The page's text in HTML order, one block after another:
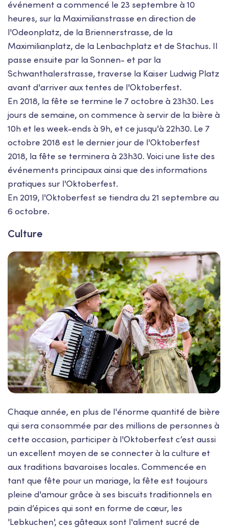
événement a commencé le 23 septembre à 10
heures, sur la Maximilianstrasse en direction de
l'Odeonplatz, de la Briennerstrasse, de la
Maximilianplatz, de la Lenbachplatz et de Stachus. Il
passe ensuite par la Sonnen- et par la
Schwanthalerstrasse, traverse la Kaiser Ludwig Platz
avant d'arriver aux tentes de l'Oktoberfest.
En 2018, la fête se termine le 7 octobre à 23h30. Les
jours de semaine, on commence à servir de la bière à
10h et les week-ends à 9h, et ce jusqu'à 22h30. Le 7
octobre 2018 est le dernier jour de l'Oktoberfest
2018, la fête se terminera à 23h30. Voici une liste des
événements principaux ainsi que des informations
pratiques sur l'Oktoberfest.
En 2019, l'Oktoberfest se tiendra du 21 septembre au
6 octobre.
Culture
Chaque année, en plus de l'énorme quantité de bière
qui sera consommée par des millions de personnes à
cette occasion, participer à l'Oktoberfest c’est aussi
un excellent moyen de se connecter à la culture et
aux traditions bavaroises locales. Commencée en
tant que fête pour un mariage, la fête est toujours
pleine d'amour grâce à ses biscuits traditionnels en
pain d’épices qui sont en forme de cœur, les
'Lebkuchen', ces gâteaux sont l'aliment sucré de